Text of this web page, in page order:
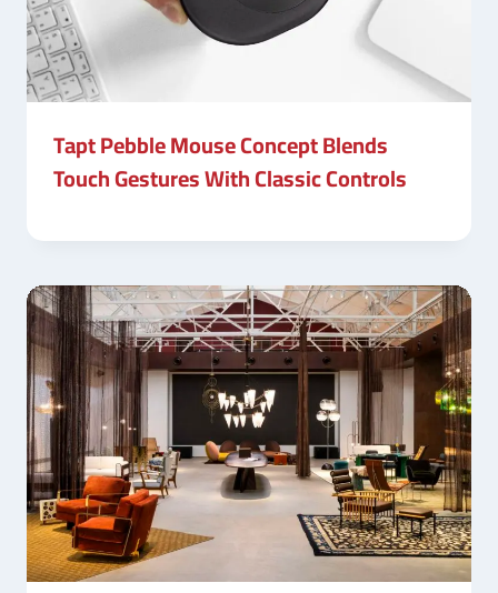
Tapt Pebble Mouse Concept Blends
Touch Gestures With Classic Controls